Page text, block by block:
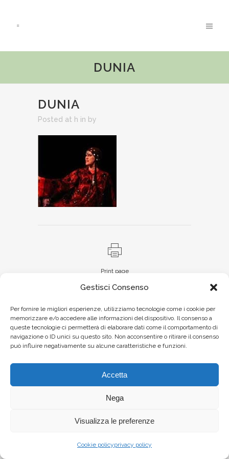
Gestisci Consenso
Per fornire le migliori esperienze, utilizziamo tecnologie come i cookie per
memorizzare e/o accedere alle informazioni del dispositivo. Il consenso a
queste tecnologie ci permetterà di elaborare dati come il comportamento di
navigazione o ID unici su questo sito. Non acconsentire o ritirare il consenso
può influire negativamente su alcune caratteristiche e funzioni.
Accetta
Nega
Visualizza le preferenze
Cookie policyprivacy policy
DUNIA
DUNIA
Posted at h in by
Print page